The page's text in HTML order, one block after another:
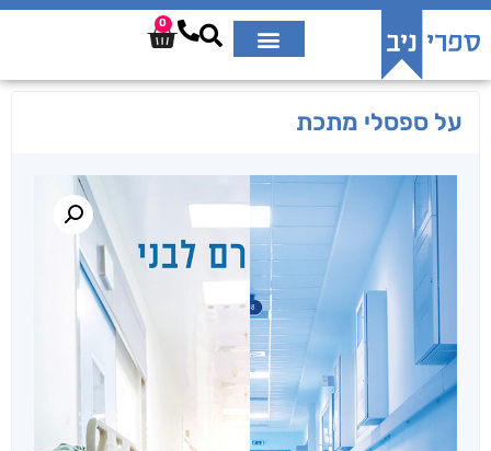
0
על ספסלי מתכת